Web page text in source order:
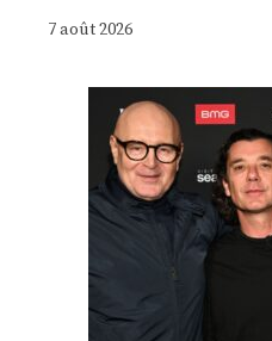
7 août 2026